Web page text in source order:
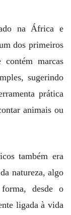
na África e
dos primeiros
contém marcas
sugerindo
prática
animais ou
também era
natureza, algo
desde o
ligada à vida